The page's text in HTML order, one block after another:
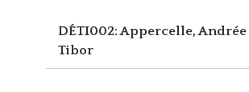
DÉTI002: Appercelle, Andrée
Tibor